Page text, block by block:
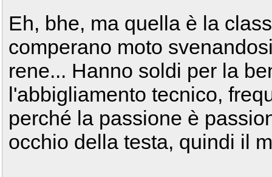
Eh, bhe, ma quella è la
comperano moto
rene... Hanno soldi per la
l'abbigliamento tecnico,
perché la passione è
occhio della testa, quindi il